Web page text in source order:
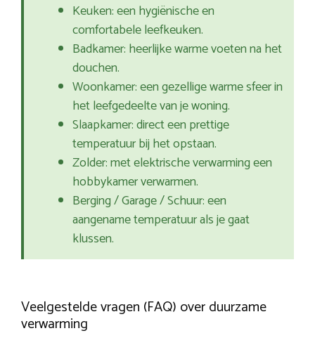
Keuken: een hygiënische en
comfortabele leefkeuken.
Badkamer: heerlijke warme voeten na het
douchen.
Woonkamer: een gezellige warme sfeer in
het leefgedeelte van je woning.
Slaapkamer: direct een prettige
temperatuur bij het opstaan.
Zolder: met elektrische verwarming een
hobbykamer verwarmen.
Berging / Garage / Schuur: een
aangename temperatuur als je gaat
klussen.
Veelgestelde vragen (FAQ) over duurzame
verwarming